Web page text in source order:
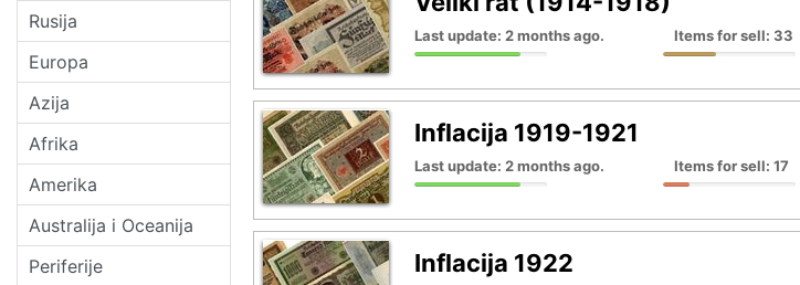
Rusija
Europa
Azija
Afrika
Amerika
Australija i Oceanija
Periferije
Last update: 2 months ago. Items for sell: 33
Inflacija 1919-1921
Last update: 2 months ago. Items for sell: 17
Inflacija 1922